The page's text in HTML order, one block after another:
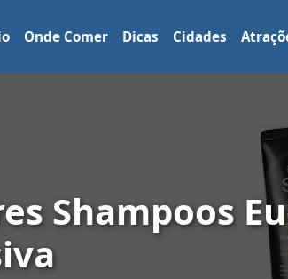
Onde Comer Dicas Cidades
Shampoos